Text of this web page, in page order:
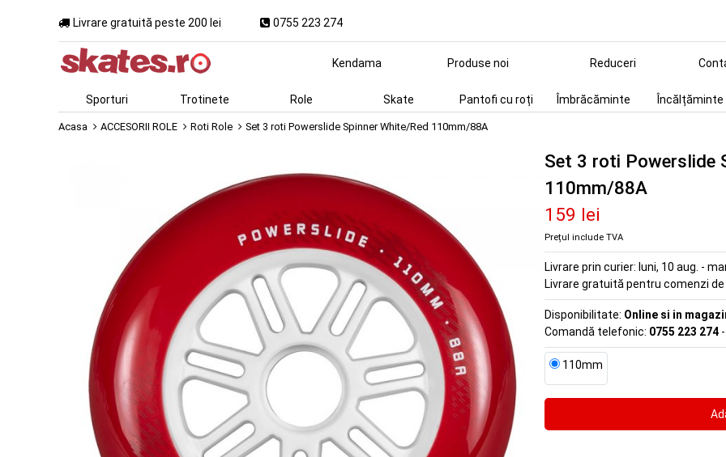
Livrare gratuită peste 200 lei 0755 223 274
Kendama Produse noi Reduceri
Sporturi Trotinete Role Skate Pantofi cu roți Îmbrăcăminte Încălțăminte
Acasa ACCESORII ROLE Roti Role Set 3 roti Powerslide Spinner White/Red 110mm/88A
Set 3 roti Powerslide
110mm/88A
159 lei
Prețul include TVA
Livrare prin curier: luni, 10 aug. -
Livrare gratuită pentru comenzi
Disponibilitate: Online si in
Comandă telefonic: 0755 223 274
110mm